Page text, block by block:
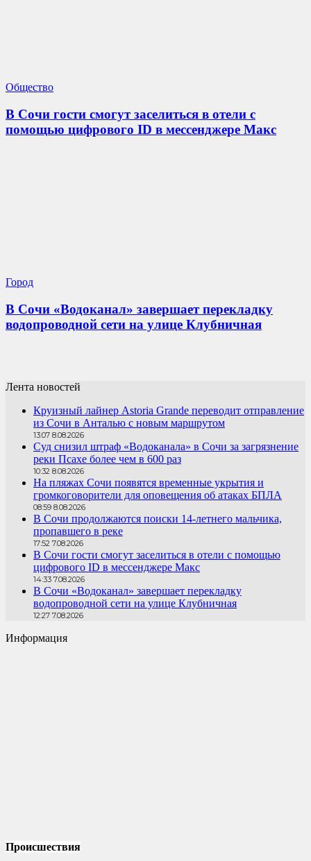
Общество
В Сочи гости смогут заселиться в отели с
помощью цифрового ID в мессенджере Макс
Город
В Сочи «Водоканал» завершает перекладку
водопроводной сети на улице Клубничная
Лента новостей
Круизный лайнер Astoria Grande переводит отправление
из Сочи в Анталью с новым маршрутом
13:07 8.08.2026
Суд снизил штраф «Водоканала» в Сочи за загрязнение
реки Псахе более чем в 600 раз
10:32 8.08.2026
На пляжах Сочи появятся временные укрытия и
громкоговорители для оповещения об атаках БПЛА
08:59 8.08.2026
В Сочи продолжаются поиски 14-летнего мальчика,
пропавшего в реке
17:52 7.08.2026
В Сочи гости смогут заселиться в отели с помощью
цифрового ID в мессенджере Макс
14:33 7.08.2026
В Сочи «Водоканал» завершает перекладку
водопроводной сети на улице Клубничная
12:27 7.08.2026
Информация
Происшествия